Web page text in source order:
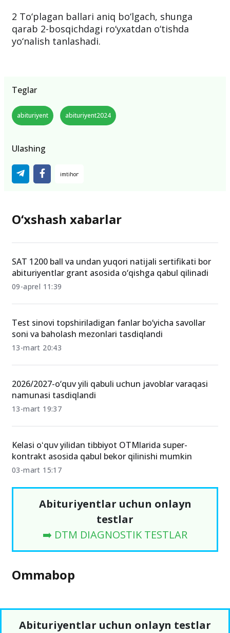
2 To‘plagan ballari aniq bo‘lgach, shunga
qarab 2-bosqichdagi ro‘yxatdan o‘tishda
yo‘nalish tanlashadi.
Teglar
abituriyent abituriyent2024
Ulashing
O‘xshash xabarlar
SAT 1200 ball va undan yuqori natijali sertifikati bor
abituriyentlar grant asosida o‘qishga qabul qilinadi
09-aprel 11:39
Test sinovi topshiriladigan fanlar bo‘yicha savollar
soni va baholash mezonlari tasdiqlandi
13-mart 20:43
2026/2027-o‘quv yili qabuli uchun javoblar varaqasi
namunasi tasdiqlandi
13-mart 19:37
Kelasi oʻquv yilidan tibbiyot OTMlarida super-
kontrakt asosida qabul bekor qilinishi mumkin
03-mart 15:17
Abituriyentlar uchun onlayn
testlar
➡️ DTM DIAGNOSTIK TESTLAR
Ommabop
Abituriyentlar uchun onlayn testlar